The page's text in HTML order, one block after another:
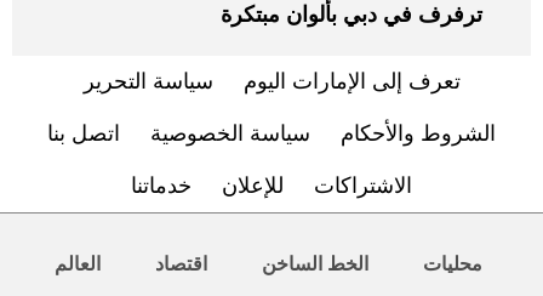
ترفرف في دبي بألوان مبتكرة
تعرف إلى الإمارات اليوم سياسة التحرير
الشروط والأحكام سياسة الخصوصية اتصل بنا
الاشتراكات للإعلان خدماتنا
محليات الخط الساخن اقتصاد العالم